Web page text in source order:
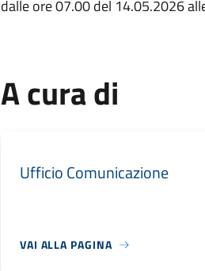
dalle ore 07.00 del 14.05.2026
A cura di
Ufficio Comunicazione
VAI ALLA PAGINA